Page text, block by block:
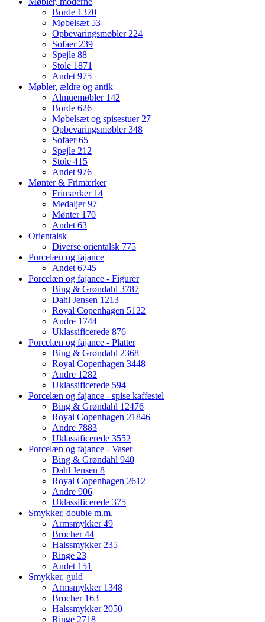
Borde 1370
Møbelsæt 53
Opbevaringsmøbler224
Sofaer239
Spejle 88
Stole 1871
Andet975
Møbler, ældre og antik
Almuemøbler 142
Borde 626
Møbelsæt og spisestuer27
Opbevaringsmøbler348
Sofaer65
Spejle 212
Stole 415
Andet976
Mønter & Frimærker
Frimærker 14
Medaljer97
Mønter 170
Andet63
Orientalsk
Diverse orientalsk 775
Porcelæn og fajance
Andet6745
Porcelæn og fajance - Figurer
Bing & Grøndahl 3787
Dahl Jensen 1213
Royal Copenhagen 5122
Andre 1744
Uklassificerede 876
Porcelæn og fajance - Platter
Bing & Grøndahl 2368
Royal Copenhagen 3448
Andre 1282
Uklassificerede 594
Porcelæn og fajance - spise kaffestel
Bing & Grøndahl 12476
Royal Copenhagen 21846
Andre 7883
Uklassificerede 3552
Porcelæn og fajance - Vaser
Bing & Grøndahl 940
Dahl Jensen 8
Royal Copenhagen 2612
Andre 906
Uklassificerede 375
Smykker, double m.m.
Armsmykker49
Brocher44
Halssmykker235
Ringe 23
Andet 151
Smykker, guld
Armsmykker 1348
Brocher 163
Halssmykker2050
Ringe 2718